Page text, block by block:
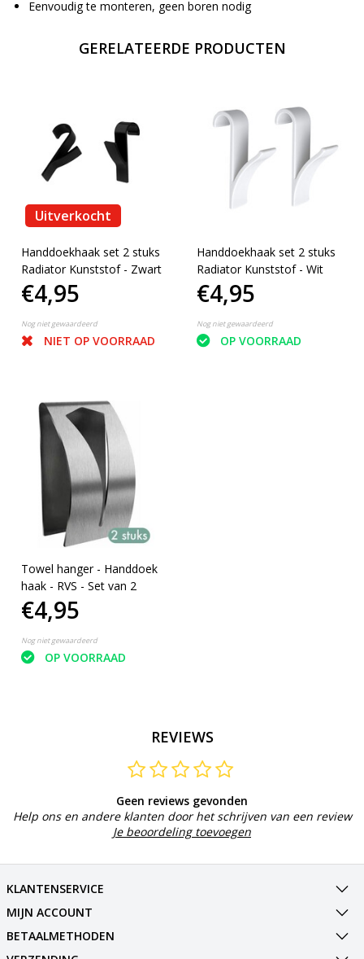
Eenvoudig te monteren, geen boren nodig
GERELATEERDE PRODUCTEN
Uitverkocht
Handdoekhaak set 2 stuks
Radiator Kunststof - Zwart
€4,95
Nog niet gewaardeerd
NIET OP VOORRAAD
Handdoekhaak set 2 stuks
Radiator Kunststof - Wit
€4,95
Nog niet gewaardeerd
OP VOORRAAD
Towel hanger - Handdoek
haak - RVS - Set van 2
€4,95
Nog niet gewaardeerd
OP VOORRAAD
REVIEWS
Geen reviews gevonden
Help ons en andere klanten door het schrijven van een review
Je beoordeling toevoegen
KLANTENSERVICE
MIJN ACCOUNT
BETAALMETHODEN